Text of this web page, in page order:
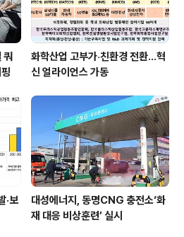
쿼
화학산업 고부가‧친환경 전환…혁
신 얼라이언스 가동
·보
대성에너지, 동명CNG 충전소‘화
재 대응 비상훈련’ 실시